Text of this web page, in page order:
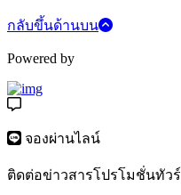
กลับขึ้นด้านบน
Powered by
จองผ่านไลน์
ติดต่อข่าวสารโปรโมชั่นทัวร์